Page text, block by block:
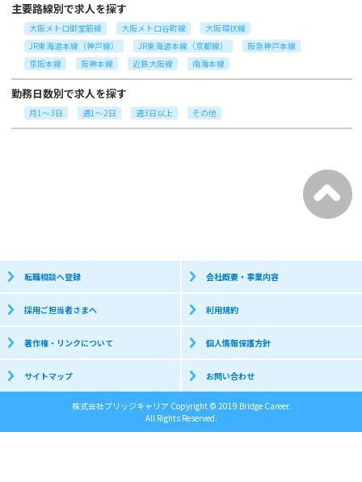
主要路線別で求人を探す
大阪メトロ御堂筋線 大阪メトロ谷町線
大阪環状線
JR東海道本線（神戸線）
JR東海道本線（京都線）
阪急神戸本線
京阪本線
阪神本線 近鉄大阪線 南海本線
勤務日数別で求人を探す
月1～3日 週1～2日 週3日以上 その他
転職相談へ登録 会社概要・事業内容
採用ご担当者さまへ 利用規約
著作権・リンクについて 個人情報保護方針
サイトマップ お問い合わせ
株式会社ブリッジキャリア Copyright © 2019 Bridge Career.
All Rights Reserved.